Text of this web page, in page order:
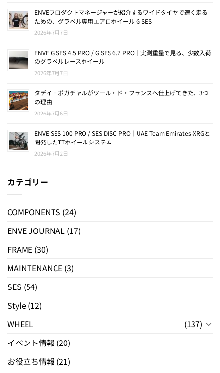
ENVEプロダクトマネージャーが紹介するワイドタイヤで速く走る
ための、グラベル専用エアロホイール G SES
2026年7月7日
ENVE G SES 4.5 PRO / G SES 6.7 PRO｜実測重量で見る、少数入荷
のグラベルレースホイール
2026年7月7日
タデイ・ポガチャルがツール・ド・フランスへ仕上げてきた、3つ
の理由
2026年7月6日
ENVE SES 100 PRO / SES DISC PRO｜UAE Team Emirates-XRGと
開発したTTホイールシステム
2026年7月2日
カテゴリー
COMPONENTS (24)
ENVE JOURNAL (17)
FRAME (30)
MAINTENANCE (3)
SES (54)
Style (12)
WHEEL
(137)
イベント情報 (20)
お役立ち情報 (21)